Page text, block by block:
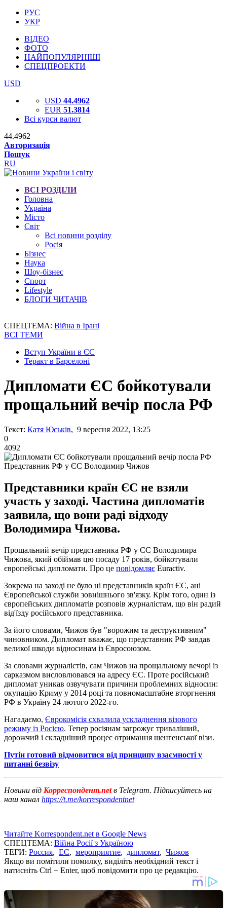
РУС
УКР
ВІДЕО
ФОТО
НАЙПОПУЛЯРНІШІ
СПЕЦПРОЕКТИ
USD
USD 44.4962
EUR 51.3814
Всі курси валют
44.4962
Авторизація
Пошук
RU
ВСІ РОЗДІЛИ
Головна
Україна
Місто
Світ
Всі новини розділу
Росія
Бізнес
Наука
Шоу-бізнес
Спорт
Lifestyle
БЛОГИ ЧИТАЧІВ
СПЕЦТЕМА: Війна в Ірані
ВСІ ТЕМИ
Вступ України в ЄС
Теракт в Барселоні
Дипломати ЄС бойкотували
прощальний вечір посла РФ
Текст: Катя Юськів, 9 вересня 2022, 13:25
0
4092
Представник РФ у ЄС Володимир Чижов
Представники країн ЄС не взяли
участь у заході. Частина дипломатів
заявила, що вони раді відходу
Володимира Чижова.
Прощальний вечір представника РФ у ЄС Володимира
Чижова, який обіймав цю посаду 17 років, бойкотували
європейські дипломати. Про це повідомляє Euractiv.
Зокрема на заході не було ні представників країн ЄС, ані
Європейської служби зовнішнього зв'язку. Крім того, один із
європейських дипломатів розповів журналістам, що він радий
від'їзду російського представника.
За його словами, Чижов був "ворожим та деструктивним"
чиновником. Дипломат вважає, що представник РФ завдав
великої шкоди відносинам із Євросоюзом.
За словами журналістів, сам Чижов на прощальному вечорі із
сарказмом висловлювався на адресу ЄС. Проте російський
дипломат уникав озвучувати причини проблемних відносин:
окупацію Криму у 2014 році та повномасштабне вторгнення
РФ в Україну 24 лютого 2022-го.
Нагадаємо, Єврокомісія схвалила ускладнення візового
режиму із Росією. Тепер росіянам загрожує триваліший,
дорожчий і складніший процес отримання шенгенської візи.
Путін готовий відмовитися від принципу взаємності у
питанні безвізу
Новини від Корреспондент.netв Telegram. Підписуйтесь на
наш канал https://t.me/korrespondentnet
Читайте Korrespondent.net в Google News
СПЕЦТЕМА: Війна Росії з Україною
ТЕГИ: Россия, ЕС, мероприятие, дипломат, Чижов
Якщо ви помітили помилку, виділіть необхідний текст і
натисніть Ctrl + Enter, щоб повідомити про це редакцію.